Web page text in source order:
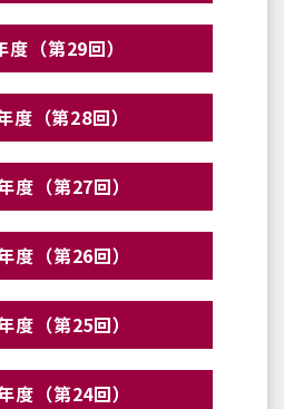
（第29回）
度（第28回）
度（第27回）
度（第26回）
度（第25回）
度（第24回）